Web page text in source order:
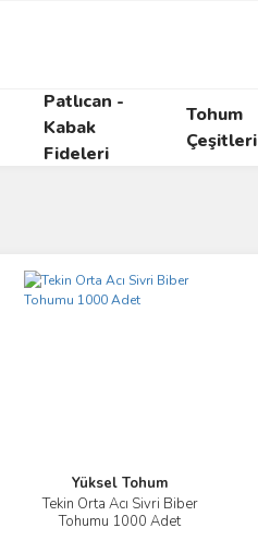
Patlıcan -
Kabak
Fideleri
Tohum
Çeşitleri
Yüksel Tohum
Tekin Orta Acı Sivri Biber
Tohumu 1000 Adet
İncele